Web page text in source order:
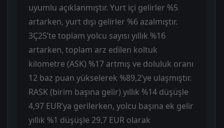
uyumlu açıklanmıştır. Yurt içi gelirler %5
artarken, yurt dışı gelirler %6 azalmıştır.
3Ç25’te toplam yolcu sayısı yıllık %16
artarken, toplam arz edilen koltuk
kilometre (ASK) %17 artmış ve doluluk oranı
12 baz puan yükselerek %89,2’ye ulaşmıştır.
RASK (birim başına gelir) yıllık %14 düşüşle
4,97 EUR’ya gerilerken, yolcu başına ek gelir
yıllık %1 düşüşle 29,7 EUR olarak